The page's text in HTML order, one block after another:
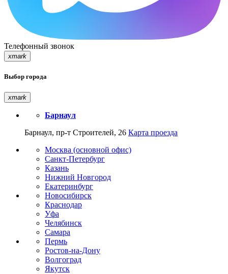
Телефонный звонок
xmark
Выбор города
xmark
Барнаул
Барнаул, пр-т Строителей, 26 Карта проезда
Москва (основной офис)
Санкт-Петербург
Казань
Нижний Новгород
Екатеринбург
Новосибирск
Краснодар
Уфа
Челябинск
Самара
Пермь
Ростов-на-Дону
Волгоград
Якутск